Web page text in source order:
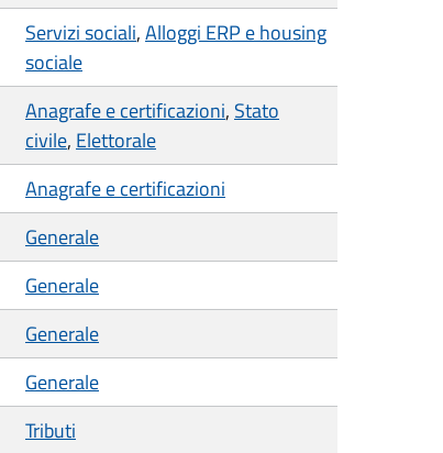
Servizi sociali,Alloggi ERP e housing
sociale
Anagrafe e certificazioni, Stato
civile, Elettorale
Anagrafe e certificazioni
Generale
Generale
Generale
Generale
Tributi